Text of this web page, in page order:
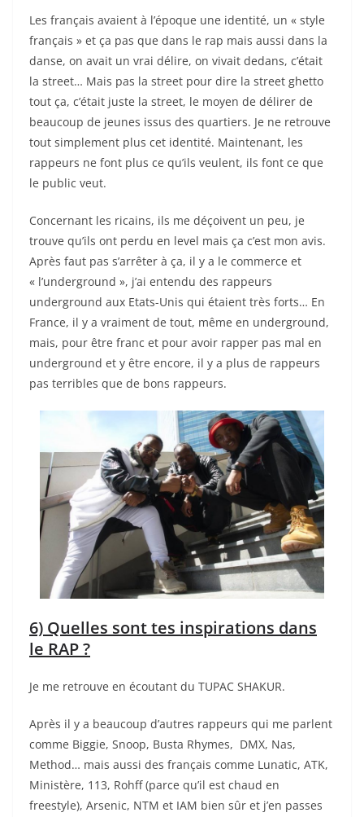
Les français avaient à l’époque une identité, un « style
français » et ça pas que dans le rap mais aussi dans la
danse, on avait un vrai délire, on vivait dedans, c’était
la street… Mais pas la street pour dire la street ghetto
tout ça, c’était juste la street, le moyen de délirer de
beaucoup de jeunes issus des quartiers. Je ne retrouve
tout simplement plus cet identité. Maintenant, les
rappeurs ne font plus ce qu’ils veulent, ils font ce que
le public veut.
Concernant les ricains, ils me déçoivent un peu, je
trouve qu’ils ont perdu en level mais ça c’est mon avis.
Après faut pas s’arrêter à ça, il y a le commerce et
« l’underground », j’ai entendu des rappeurs
underground aux Etats-Unis qui étaient très forts… En
France, il y a vraiment de tout, même en underground,
mais, pour être franc et pour avoir rapper pas mal en
underground et y être encore, il y a plus de rappeurs
pas terribles que de bons rappeurs.
6) Quelles sont tes inspirations dans
le RAP ?
Je me retrouve en écoutant du TUPAC SHAKUR.
Après il y a beaucoup d’autres rappeurs qui me parlent
comme Biggie, Snoop, Busta Rhymes, DMX, Nas,
Method… mais aussi des français comme Lunatic, ATK,
Ministère, 113, Rohff (parce qu’il est chaud en
freestyle), Arsenic, NTM et IAM bien sûr et j’en passes